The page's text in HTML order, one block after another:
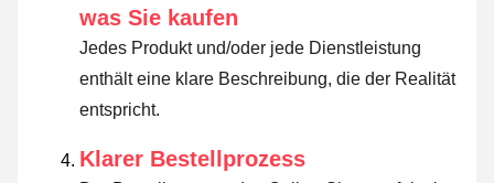
was Sie kaufen
Jedes Produkt und/oder jede Dienstleistung
enthält eine klare Beschreibung, die der Realität
entspricht.
Klarer Bestellprozess